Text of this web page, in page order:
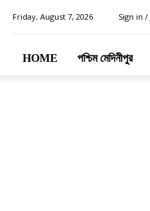
Friday, August 7, 2026 Sign in /
HOME পশ্চিম মেদিনীপুর